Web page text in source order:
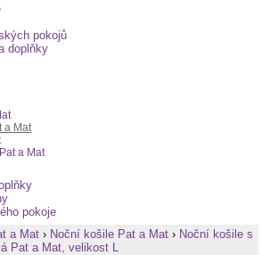
pokojů
doplňky
a Mat
a Mat
pokoje
a Mat › Noční košile Pat a Mat › Noční košile s
Pat a Mat, velikost L